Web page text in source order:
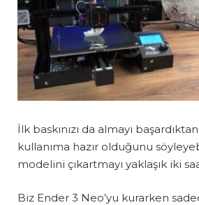
İlk baskınızı da almayı
kullanıma hazır olduğunu
modelini çıkartmayı yaklaşık iki
Biz Ender 3 Neo’yu kurarken